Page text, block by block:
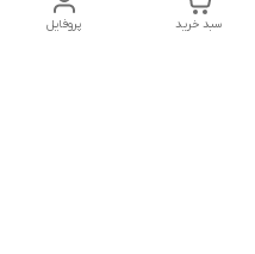
پروفایل سبد خرید